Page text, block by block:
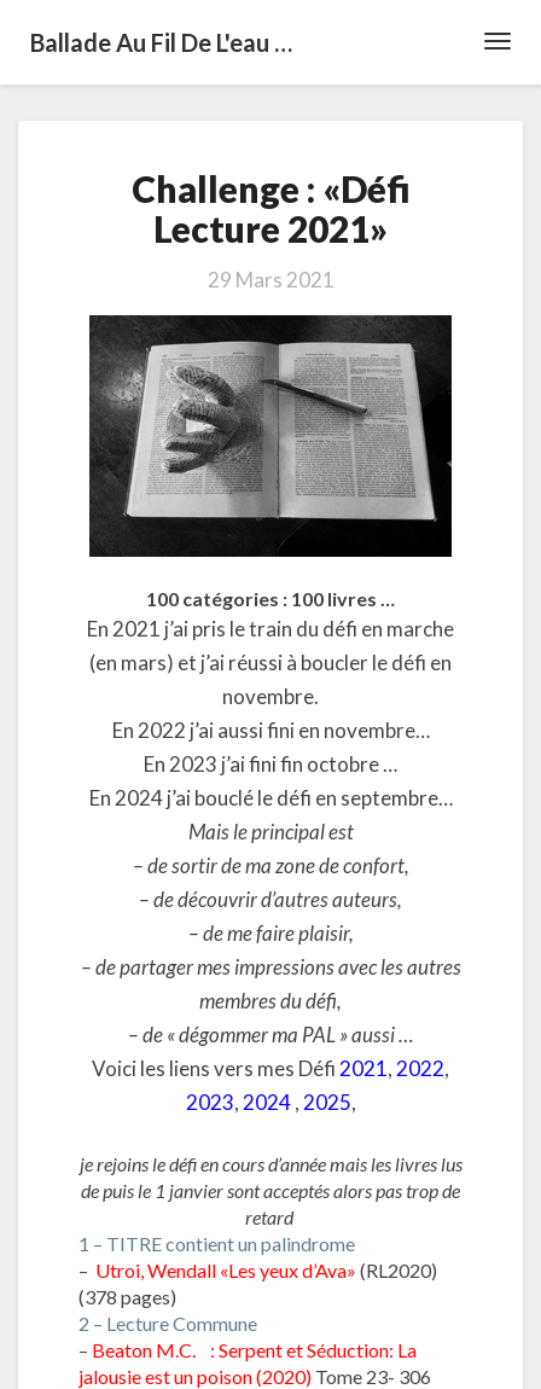
Ballade Au Fil De L'eau …
:
«Défi
Lecture
Challenge : «Défi
Lecture 2021»
29 Mars 2021
100 catégories : 100 livres …
En 2021 j’ai pris le train du défi en marche
(en mars) et j’ai réussi à boucler le défi en
novembre.
En 2022 j’ai aussi fini en novembre…
En 2023 j’ai fini fin octobre …
En 2024 j’ai bouclé le défi en septembre…
Mais le principal est
– de sortir de ma zone de confort,
– de découvrir d’autres auteurs,
– de me faire plaisir,
– de partager mes impressions avec les autres
membres du défi,
– de « dégommer ma PAL » aussi …
Voici les liens vers mes Défi 2021, 2022,
2023, 2024, 2025,
je rejoins le défi en cours d’année mais les livres lus
de puis le 1 janvier sont acceptés alors pas trop de
retard
1 – TITRE contient un palindrome
– Utroi, Wendall «Les yeux d’Ava» (RL2020)
(378 pages)
2 – Lecture Commune
– Beaton M.C. : Serpent et Séduction: La
jalousie est un poison (2020) Tome 23- 306